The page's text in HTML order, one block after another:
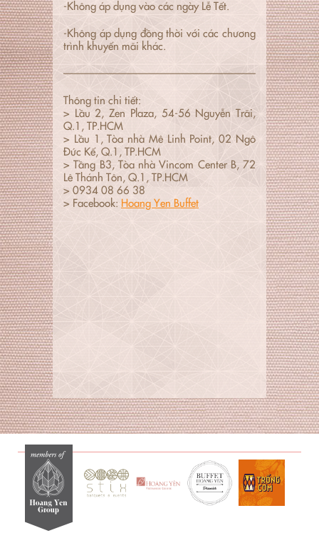
-Không áp dụng vào các ngày Lễ Tết.
-Không áp dụng đồng thời với các chương
trình khuyến mãi khác.
———————————————————————–
Thông tin chi tiết:
> Lầu 2, Zen Plaza, 54-56 Nguyễn Trãi,
Q.1, TP.HCM
> Lầu 1, Tòa nhà Mê Linh Point, 02 Ngô
Đức Kế, Q.1, TP.HCM
> Tầng B3, Tòa nhà Vincom Center B, 72
Lê Thánh Tôn, Q.1, TP.HCM
> 0934 08 66 38
> Facebook: Hoang Yen Buffet